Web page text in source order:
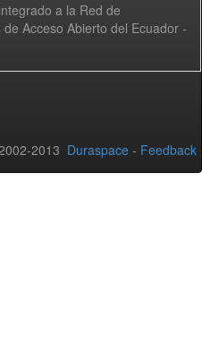
a la Red de
de Acceso Abierto del Ecuador -
2013 Duraspace - Feedback